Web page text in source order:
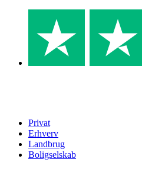
Privat
Erhverv
Landbrug
Boligselskab